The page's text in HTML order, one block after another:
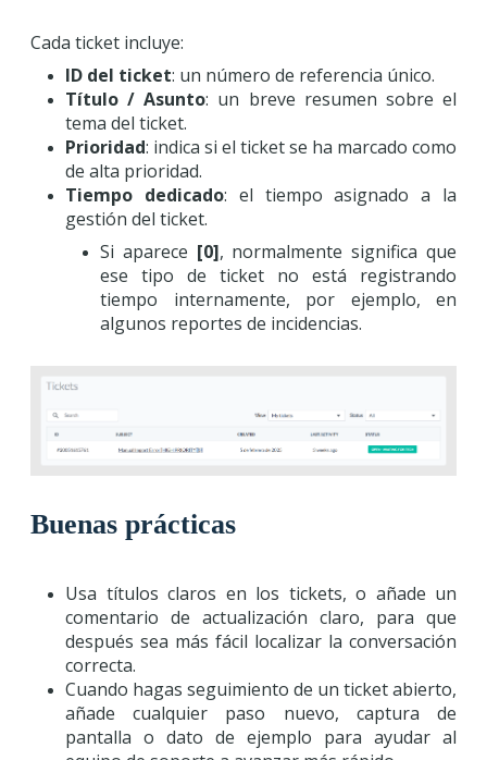
Cada ticket incluye:
ID del ticket: un número de referencia único.
Título / Asunto: un breve resumen sobre el
tema del ticket.
Prioridad: indica si el ticket se ha marcado como
de alta prioridad.
Tiempo dedicado: el tiempo asignado a la
gestión del ticket.
Si aparece [0], normalmente significa que
ese tipo de ticket no está registrando
tiempo internamente, por ejemplo, en
algunos reportes de incidencias.
Buenas prácticas
Usa títulos claros en los tickets, o añade un
comentario de actualización claro, para que
después sea más fácil localizar la conversación
correcta.
Cuando hagas seguimiento de un ticket abierto,
añade cualquier paso nuevo, captura de
pantalla o dato de ejemplo para ayudar al